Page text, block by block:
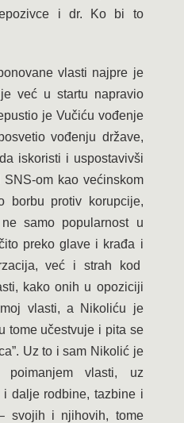
i dr. Ko bi to
vlasti najpre je
već u startu napravio
je Vučiću vođenje
vođenju države,
iskoristi i uspostavivši
om kao većinskom
borbu protiv korupcije,
samo popularnost u
preko glave i krađa i
već i strah kod
kako onih u opoziciji
vlasti, a Nikoliću je
tome učestvuje i pita se
Uz to i sam Nikolić je
poimanjem vlasti, uz
dalje rodbine, tazbine i
svojih i njihovih, tome